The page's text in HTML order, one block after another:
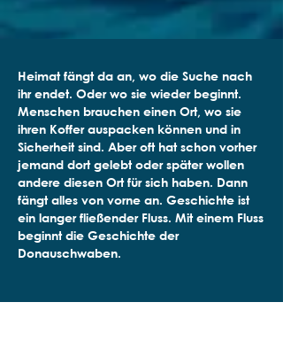
Heimat fängt da an, wo die Suche nach
ihr endet. Oder wo sie wieder beginnt.
Menschen brauchen einen Ort, wo sie
ihren Koffer auspacken können und in
Sicherheit sind. Aber oft hat schon vorher
jemand dort gelebt oder später wollen
andere diesen Ort für sich haben. Dann
fängt alles von vorne an. Geschichte ist
ein langer fließender Fluss. Mit einem Fluss
beginnt die Geschichte der
Donauschwaben.